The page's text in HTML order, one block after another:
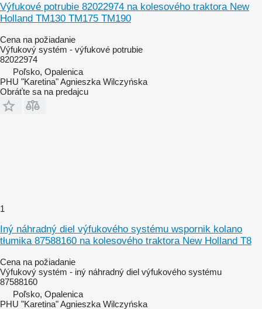
Výfukové potrubie 82022974 na kolesového traktora New
Holland TM130 TM175 TM190
Cena na požiadanie
Výfukový systém - výfukové potrubie
82022974
Poľsko, Opalenica
PHU "Karetina" Agnieszka Wilczyńska
Obráťte sa na predajcu
1
Iný náhradný diel výfukového systému wspornik kolano
tłumika 87588160 na kolesového traktora New Holland T8
Cena na požiadanie
Výfukový systém - iný náhradný diel výfukového systému
87588160
Poľsko, Opalenica
PHU "Karetina" Agnieszka Wilczyńska